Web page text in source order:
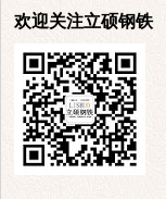
欢迎关注立硕钢铁